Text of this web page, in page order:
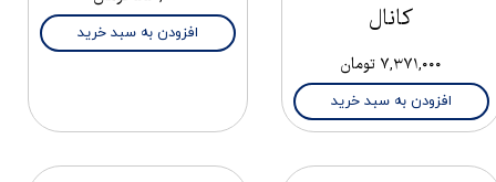
کانال
۷,۳۷۱,۰۰۰ تومان
افزودن به سبد خرید
افزودن به سبد خرید